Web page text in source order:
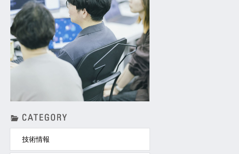
技術情報